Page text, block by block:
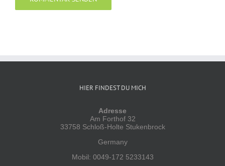
HIER FINDEST DU MICH
Adresse
Am Forthof 32
33758 Schloß-Holte Stukenbrock
Germany
Mobil: 0049-172 5233143